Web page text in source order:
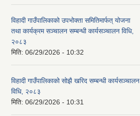
विहादी गाउँपालिकाको उपभोक्ता समितिमार्फत् योजना
तथा कार्यक्रम सञ्चालन सम्बन्धी कार्यसञ्चालन विधि,
२०८३
मिति: 06/29/2026 - 10:32
विहादी गाउँपालिकाको सोझै खरिद सम्बन्धी कार्यसञ्चालन
विधि, २०८३
मिति: 06/29/2026 - 10:31